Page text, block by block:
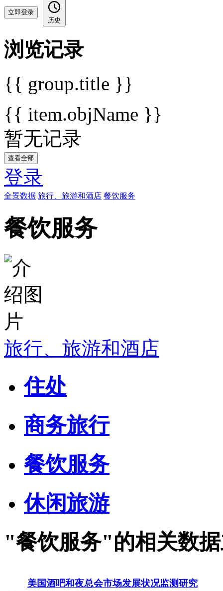
立即登录
历史
浏览记录
{{ group.title }}
{{ item.objName }}
暂无记录
查看全部
登录
全景数据 旅行、旅游和酒店 餐饮服务
餐饮服务
旅行、旅游和酒店
住处
商务旅行
餐饮服务
休闲旅游
"餐饮服务"的相关数
美国酒吧和夜总会市场发展状况监测研究